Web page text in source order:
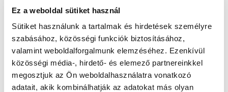
Ez a weboldal sütiket használ
Sütiket használunk a tartalmak és hirdetések személyre
szabásához, közösségi funkciók biztosításához,
valamint weboldalforgalmunk elemzéséhez. Ezenkívül
közösségi média-, hirdető- és elemező partnereinkkel
megosztjuk az Ön weboldalhasználatra vonatkozó
adatait, akik kombinálhatják az adatokat más olyan
feszes, 8 órás időkeret megnehezítheti a dolgát. Munka
gyermekével, a 2 és fél éves Alen Ébennel és a 6 éves Lia
Mollival tölti. Azt is elárulta, hogy amikor 2011-ben
megkezdte a gyakorlatát egyből egy magastetőn kellett
elvégeznie egy feladatot. Eleinte félt egy kicsit, de elég
hamar hozzászokott a magassághoz.